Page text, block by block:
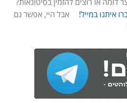
איתנו במייל! אבל היי, אפשר גם